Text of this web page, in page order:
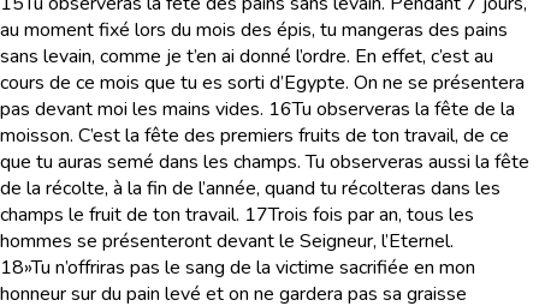
au moment fixé lors du mois des épis, tu mangeras des pains
sans levain, comme je t’en ai donné l’ordre. En effet, c’est au
cours de ce mois que tu es sorti d’Egypte. On ne se présentera
pas devant moi les mains vides. 16Tu observeras la fête de la
moisson. C’est la fête des premiers fruits de ton travail, de ce
que tu auras semé dans les champs. Tu observeras aussi la fête
de la récolte, à la fin de l’année, quand tu récolteras dans les
champs le fruit de ton travail. 17Trois fois par an, tous les
hommes se présenteront devant le Seigneur, l’Eternel.
18»Tu n’offriras pas le sang de la victime sacrifiée en mon
honneur sur du pain levé et on ne gardera pas sa graisse